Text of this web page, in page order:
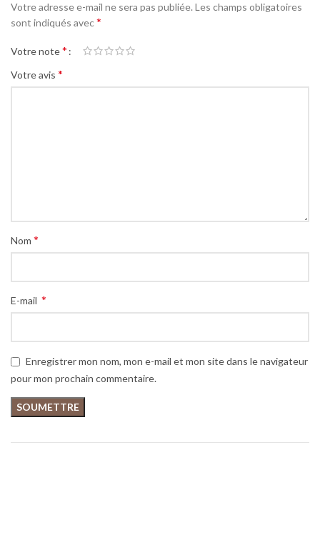
Votre adresse e-mail ne sera pas publiée. Les champs obligatoires
sont indiqués avec*
Votre note*
Votre avis *
Nom *
E-mail *
Enregistrer mon nom, mon e-mail et mon site dans le navigateur
pour mon prochain commentaire.